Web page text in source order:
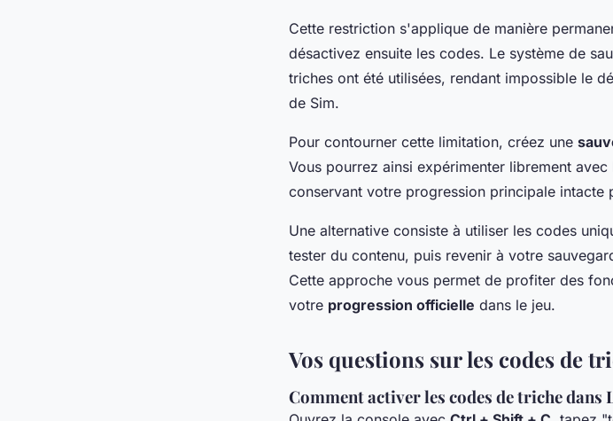
Cette restriction s'applique de manière
désactivez ensuite les codes. Le système de
triches ont été utilisées, rendant impossible le
de Sim.
Pour contourner cette limitation, créez une
Vous pourrez ainsi expérimenter librement
conservant votre progression principale intacte
Une alternative consiste à utiliser les codes
tester du contenu, puis revenir à votre
Cette approche vous permet de profiter des
votre progression officielle dans le jeu.
Vos questions sur les codes de
Comment activer les codes de triche dans